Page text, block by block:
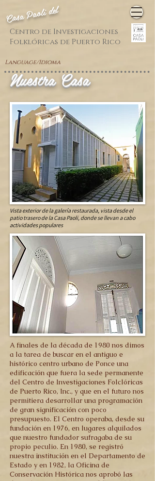
Casa Paoli del
Centro de Investigaciones
Folklóricas de Puerto Rico
Language/Idioma
Nuestra Casa
Vista exterior de la galería restaurada, vista desde el
patio trasero de la Casa Paoli, donde se llevan a cabo
actividades populares
A finales de la década de 1980 nos dimos
a la tarea de buscar en el antiguo e
histórico centro urbano de Ponce una
edificación que fuera la sede permanente
del Centro de Investigaciones Folclóricas
de Puerto Rico, Inc., y que en el futuro nos
permitiera desarrollar una programación
de gran significación con poco
presupuesto. El Centro operaba, desde su
fundación en 1976, en lugares alquilados
que nuestro fundador sufragaba de su
propio peculio. En 1980, se registró
nuestra institución en el Departamento de
Estado y en 1982, la Oficina de
Conservación Histórica nos aprobó las